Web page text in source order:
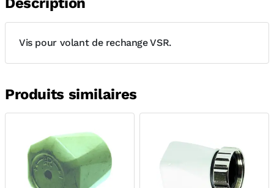
Vis pour volant de rechange VSR.
Produits similaires